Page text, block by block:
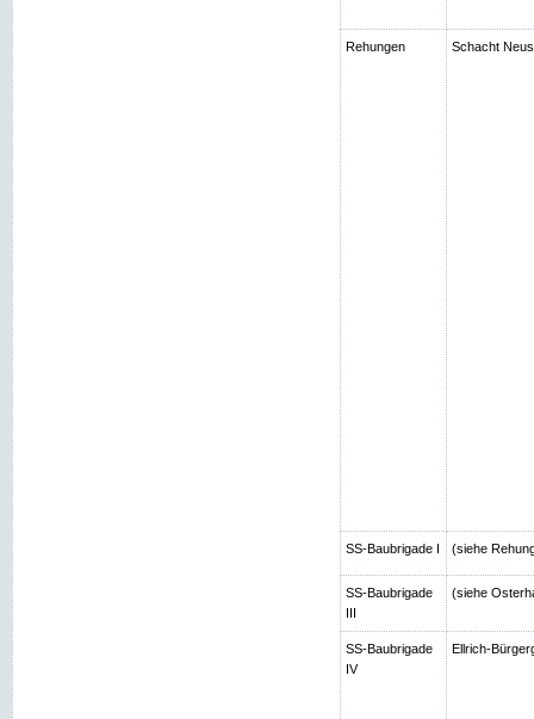
Rehungen Schacht
SS-Baubrigade I (siehe
SS-Baubrigade
III
(siehe
SS-Baubrigade
IV
Ellrich-